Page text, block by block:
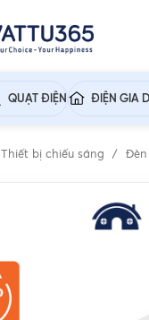
QUẠT ĐIỆN ĐIỆN GIA
Thiết bị chiếu sáng Đèn